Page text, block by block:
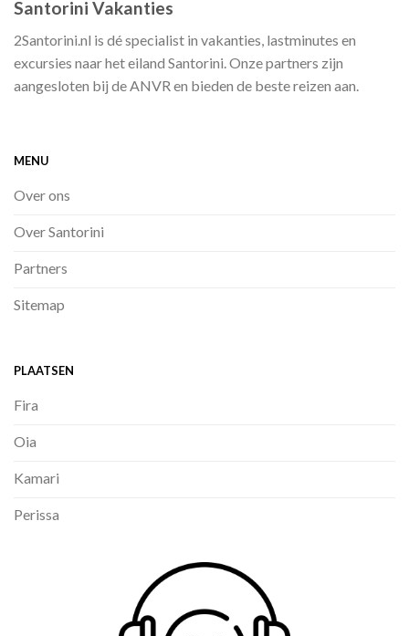
Santorini Vakanties
2Santorini.nl is dé specialist in vakanties, lastminutes en
excursies naar het eiland Santorini. Onze partners zijn
aangesloten bij de ANVR en bieden de beste reizen aan.
MENU
Over ons
Over Santorini
Partners
Sitemap
PLAATSEN
Fira
Oia
Kamari
Perissa